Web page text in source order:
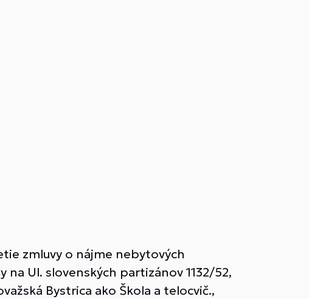
zmluvy o nájme nebytových
na Ul. slovenských partizánov 1132/52,
Bystrica ako Škola a telocvič.,